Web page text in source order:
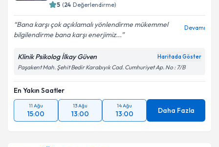
5 (24 Değerlendirme)
Bana karşı çok açıklamalı yönlendirme mükemmel
bilgilendirme bana karşı enerjimiz...
Devamı
Klinik Psikolog İlkay Güven Haritada Göster
Paşakent Mah. Şehit Bedir Karabıyık Cad. Cumhuriyet Ap. No : 7/B
En Yakın Saatler
11 Ağu
15:00
13 Ağu
13:00
14 Ağu
13:00 Daha Fazla